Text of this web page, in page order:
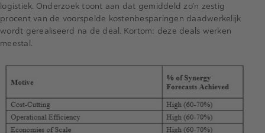
logistiek. Onderzoek toont aan dat gemiddeld zo’n zestig
procent van de voorspelde kostenbesparingen daadwerkelijk
wordt gerealiseerd na de deal. Kortom: deze deals werken
meestal.